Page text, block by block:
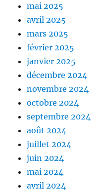
mai 2025
avril 2025
mars 2025
février 2025
janvier 2025
décembre 2024
novembre 2024
octobre 2024
septembre 2024
août 2024
juillet 2024
juin 2024
mai 2024
avril 2024